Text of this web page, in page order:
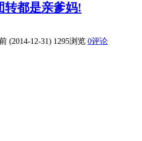
转都是亲爹妈!
(2014-12-31) 1295浏览 0评论